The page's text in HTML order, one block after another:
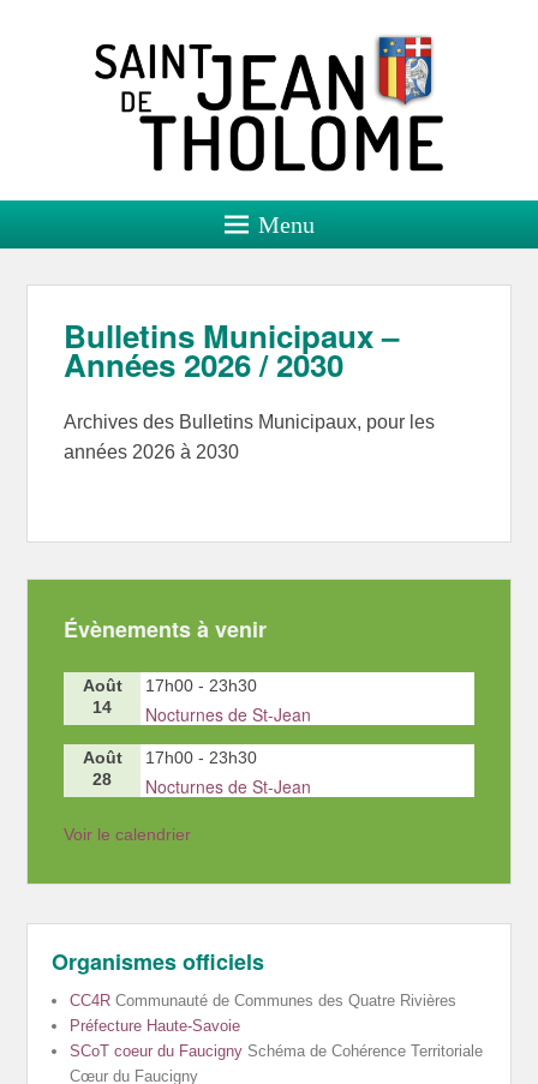
Saint Jean de Tholome
Site officiel
Menu
Bulletins Municipaux –
Années 2026 / 2030
Archives des Bulletins Municipaux, pour les
années 2026 à 2030
Évènements à venir
Août
14
17h00 -23h30
Nocturnes de St-Jean
Août
28
17h00 -23h30
Nocturnes de St-Jean
Voir le calendrier
Organismes officiels
CC4R Communauté de Communes des Quatre Rivières
Préfecture Haute-Savoie
SCoT coeur du Faucigny Schéma de Cohérence Territoriale
Cœur du Faucigny